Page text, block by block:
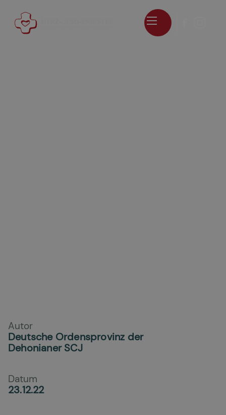
Autor
Deutsche Ordensprovinz der
Dehonianer SCJ
Datum
23.12.22